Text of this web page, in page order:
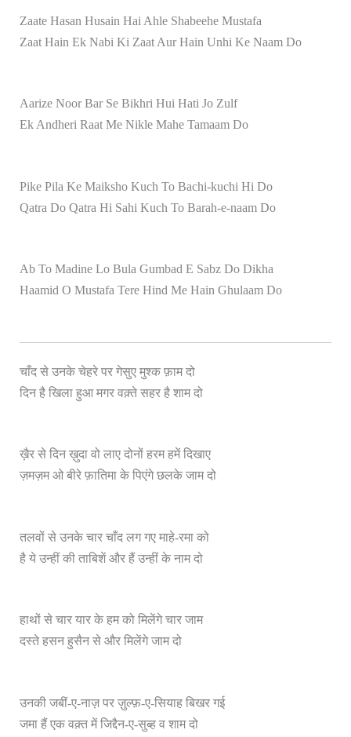
Zaate Hasan Husain Hai Ahle Shabeehe Mustafa
Zaat Hain Ek Nabi Ki Zaat Aur Hain Unhi Ke Naam Do
Aarize Noor Bar Se Bikhri Hui Hati Jo Zulf
Ek Andheri Raat Me Nikle Mahe Tamaam Do
Pike Pila Ke Maiksho Kuch To Bachi-kuchi Hi Do
Qatra Do Qatra Hi Sahi Kuch To Barah-e-naam Do
Ab To Madine Lo Bula Gumbad E Sabz Do Dikha
Haamid O Mustafa Tere Hind Me Hain Ghulaam Do
चाँद से उनके चेहरे पर गेसुए मुश्क फ़ाम दो
दिन है खिला हुआ मगर वक़्ते सहर है शामदो
ख़ैर से दिन ख़ुदा वो लाए दोनों हरम हमें दिखाए
ज़मज़म ओ बीरे फ़ातिमा के पिएंगे छलके जाम दो
तलवों से उनके चार चाँद लग गए माहे-रमा को
है ये उन्हीं की ताबिशें और हैं उन्हीं के नाम दो
हाथों से चार यार के हम को मिलेंगे चार जाम
दस्ते हसन हुसैन से और मिलेंगे जाम दो
उनकी जबीं-ए-नाज़ पर ज़ुल्फ़-ए-सियाह बिखर गई
जमा हैं एक वक़्त में जिद्दैन-ए-सुब्ह व शाम दो